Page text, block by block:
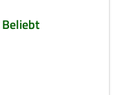
Beliebt